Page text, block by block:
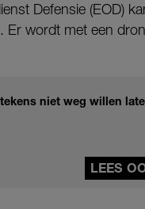
Defensie (EOD)
Er wordt met een
niet weg willen
LEES